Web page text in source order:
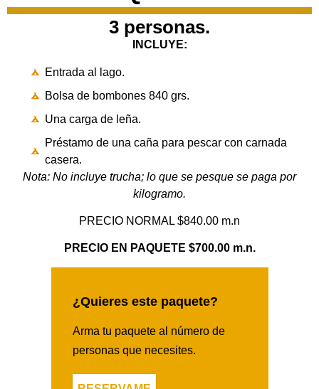
3 personas.
INCLUYE:
Entrada al lago.
Bolsa de bombones 840 grs.
Una carga de leña.
Préstamo de una caña para pescar con carnada
casera.
Nota: No incluye trucha; lo que se pesque se paga por
kilogramo.
PRECIO NORMAL $840.00 m.n
PRECIO EN PAQUETE $700.00 m.n.
¿Quieres este paquete?
Arma tu paquete al número de
personas que necesites.